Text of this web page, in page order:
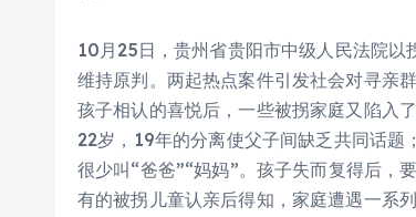
10月25日，贵州省贵阳市中级人民法院
维持原判。两起热点案件引发社会对寻亲
孩子相认的喜悦后，一些被拐家庭又陷入
22岁，19年的分离使父子间缺乏共同话题
很少叫“爸爸”“妈妈”。孩子失而复得后，
有的被拐儿童认亲后得知，家庭遭遇一系